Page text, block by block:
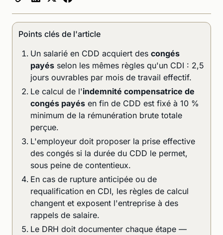
Points clés de l'article
Un salarié en CDD acquiert des congés
payés selon les mêmes règles qu'un CDI : 2,5
jours ouvrables par mois de travail effectif.
Le calcul de l'indemnité compensatrice de
congés payés en fin de CDD est fixé à 10 %
minimum de la rémunération brute totale
perçue.
L'employeur doit proposer la prise effective
des congés si la durée du CDD le permet,
sous peine de contentieux.
En cas de rupture anticipée ou de
requalification en CDI, les règles de calcul
changent et exposent l'entreprise à des
rappels de salaire.
Le DRH doit documenter chaque étape —